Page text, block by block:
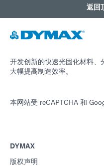
返回
开发创新的快速光固化材料、
大幅提高制造效率。
本网站受 reCAPTCHA 和
DYMAX
版权声明